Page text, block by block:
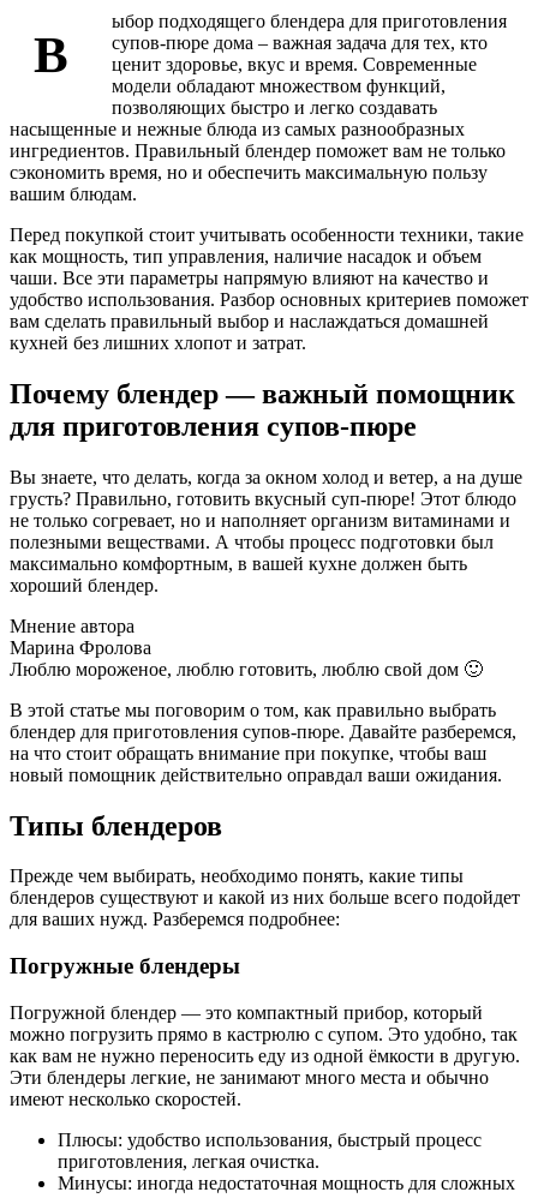
В
ыбор подходящего блендера для приготовления
супов-пюре дома – важная задача для тех, кто
ценит здоровье, вкус и время. Современные
модели обладают множеством функций,
позволяющих быстро и легко создавать
насыщенные и нежные блюда из самых разнообразных
ингредиентов. Правильный блендер поможет вам не только
сэкономить время, но и обеспечить максимальную пользу
вашим блюдам.
Перед покупкой стоит учитывать особенности техники, такие
как мощность, тип управления, наличие насадок и объем
чаши. Все эти параметры напрямую влияют на качество и
удобство использования. Разбор основных критериев поможет
вам сделать правильный выбор и наслаждаться домашней
кухней без лишних хлопот и затрат.
Почему блендер — важный помощник
для приготовления супов-пюре
Вы знаете, что делать, когда за окном холод и ветер, а на душе
грусть? Правильно, готовить вкусный суп-пюре! Этот блюдо
не только согревает, но и наполняет организм витаминами и
полезными веществами. А чтобы процесс подготовки был
максимально комфортным, в вашей кухне должен быть
хороший блендер.
Мнение автора
Марина Фролова
Люблю мороженое, люблю готовить, люблю свой дом 🙂
В этой статье мы поговорим о том, как правильно выбрать
блендер для приготовления супов-пюре. Давайте разберемся,
на что стоит обращать внимание при покупке, чтобы ваш
новый помощник действительно оправдал ваши ожидания.
Типы блендеров
Прежде чем выбирать, необходимо понять, какие типы
блендеров существуют и какой из них больше всего подойдет
для ваших нужд. Разберемся подробнее:
Погружные блендеры
Погружной блендер — это компактный прибор, который
можно погрузить прямо в кастрюлю с супом. Это удобно, так
как вам не нужно переносить еду из одной ёмкости в другую.
Эти блендеры легкие, не занимают много места и обычно
имеют несколько скоростей.
Плюсы: удобство использования, быстрый процесс
приготовления, легкая очистка.
Минусы: иногда недостаточная мощность для сложных